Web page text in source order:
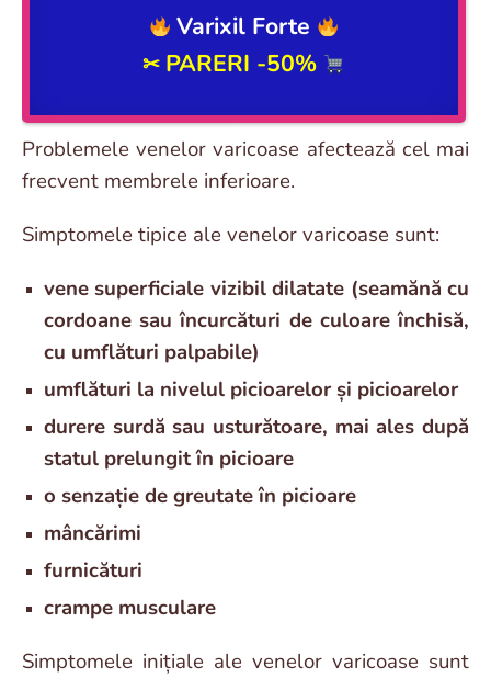
Varixil Forte
✂ PARERI -50%
Problemele venelor varicoase afectează cel mai
frecvent membrele inferioare.
Simptomele tipice ale venelor varicoase sunt:
vene superficiale vizibil dilatate (seamănă cu
cordoane sau încurcături de culoare închisă,
cu umflături palpabile)
umflături la nivelul picioarelor și picioarelor
durere surdă sau usturătoare, mai ales după
statul prelungit în picioare
o senzație de greutate în picioare
mâncărimi
furnicături
crampe musculare
Simptomele inițiale ale venelor varicoase sunt